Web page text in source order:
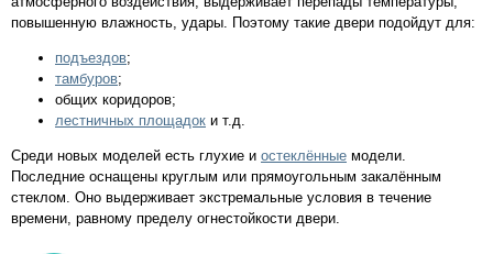
повышенную влажность, удары. Поэтому такие двери подойдут для:
подъездов;
тамбуров;
общих коридоров;
лестничных площадок и т.д.
Среди новых моделей есть глухие и остеклённые модели.
Последние оснащены круглым или прямоугольным закалённым
стеклом. Оно выдерживает экстремальные условия в течение
времени, равному пределу огнестойкости двери.